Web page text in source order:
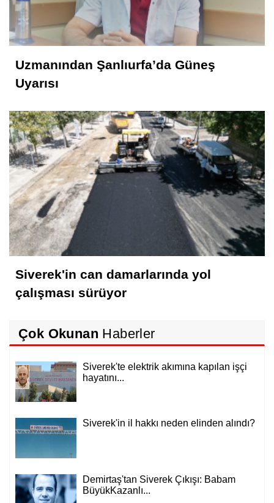
Uzmanından Şanlıurfa’da Güneş
Uyarısı
Siverek'in can damarlarında yol
çalışması sürüyor
Çok Okunan Haberler
Siverek'te elektrik akımına kapılan işçi
hayatını...
Siverek'in il hakkı neden elinden alındı?
Demirtaş'tan Siverek Çıkışı: Babam
BüyükKazanlı...